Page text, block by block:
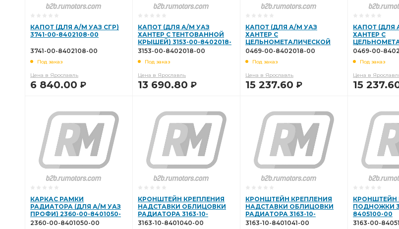
КАПОТ (ДЛЯ А/М УАЗ СГР)
3741-00-8402108-00
3741-00-8402108-00
Под заказ
Цена в Ярославль
6 840.00 Р
КАПОТ (ДЛЯ А/М УАЗ
ХАНТЕР С ТЕНТОВАННОЙ
КРЫШЕЙ) 3153-00-8402018-
00
3153-00-8402018-00
Под заказ
Цена в Ярославль
13 690.80 Р
КАПОТ (ДЛЯ А/М УАЗ
ХАНТЕР С
ЦЕЛЬНОМЕТАЛИЧЕСКОЙ
КРЫШЕЙ) 0469-00-8402018-
0469-00-8402018-00
Под заказ
Цена в Ярославль
15 237.60 Р
КАПОТ (ДЛЯ
ХАНТЕР С
КРЫШЕЙ)
0469-00-
Под заказ
Цена в
15
КАРКАС РАМКИ
РАДИАТОРА (ДЛЯ А/М УАЗ
ПРОФИ) 2360-00-8401050-
00
2360-00-8401050-00
КРОНШТЕЙН КРЕПЛЕНИЯ
НАДСТАВКИ ОБЛИЦОВКИ
РАДИАТОРА 3163-10-
8401040-00
3163-10-8401040-00
КРОНШТЕЙН КРЕПЛЕНИЯ
НАДСТАВКИ ОБЛИЦОВКИ
РАДИАТОРА 3163-10-
8401041-00
3163-10-8401041-00
КРОНШТЕЙН
ПОДНОЖКИ
8405100-00
3163-00-